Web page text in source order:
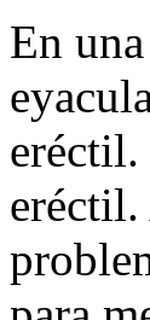
En
eréctil.
eréctil.